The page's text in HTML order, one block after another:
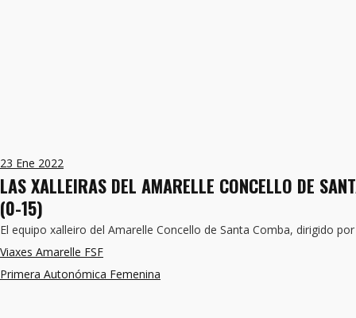
23 Ene 2022
LAS XALLEIRAS DEL AMARELLE CONCELLO DE
(0-15)
El equipo xalleiro del Amarelle Concello de Santa Comba, dirigido
Viaxes Amarelle FSF
Primera Autonómica Femenina